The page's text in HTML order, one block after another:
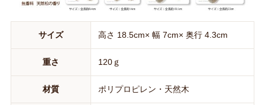
サイズ 高さ 18.5cm× 幅 7cm× 奥行 4.3cm
重さ 120ｇ
材質 ポリプロピレン・天然木